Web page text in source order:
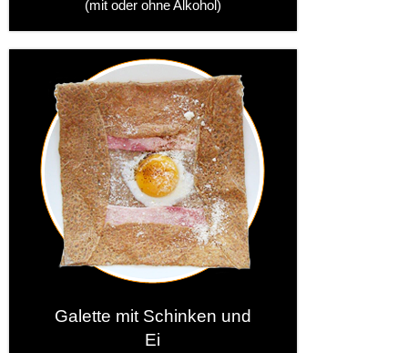
(mit oder ohne Alkohol)
Galette mit Schinken und
Ei